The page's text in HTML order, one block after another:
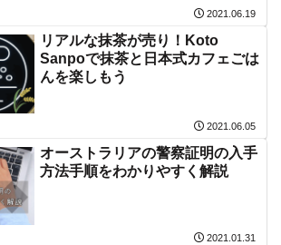
2021.06.19
リアルな抹茶が売り！Koto
Sanpoで抹茶と日本式カフェごは
んを楽しもう
2021.06.05
オーストラリアの警察証明の入手
方法手順をわかりやすく解説
2021.01.31